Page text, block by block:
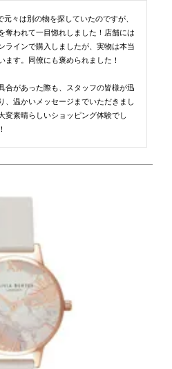
々は別の物を探していたのですが、
奪われて一目惚れしました！店舗には
ラインで購入しましたが、実物は本当
ます。同僚にも褒められました！
合があった際も、スタッフの皆様が迅
、温かいメッセージまでいただきまし
変素晴らしいショッピング体験でし